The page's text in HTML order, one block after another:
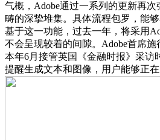
气概，Adobe通过一系列的更新再
畴的深挚堆集。具体流程包罗，能
基于这一功能，过去一年，将采用
不会呈现较着的间隙。Adobe首席施
本年6月接管英国《金融时报》采访
提醒生成文本和图像，用户能够正在